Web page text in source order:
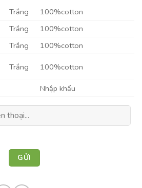
Trắng
100%cotton
Trắng
100%cotton
Trắng
100%cotton
Trắng 100%cotton
Nhập khẩu